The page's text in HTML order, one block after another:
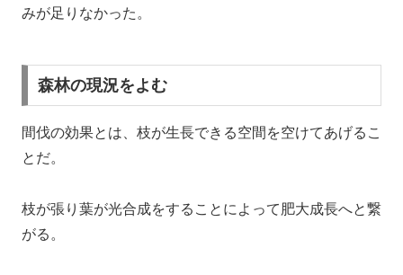
みが足りなかった。
森林の現況をよむ
間伐の効果とは、枝が生長できる空間を空けてあげるこ
とだ。
枝が張り葉が光合成をすることによって肥大成長へと繋
がる。